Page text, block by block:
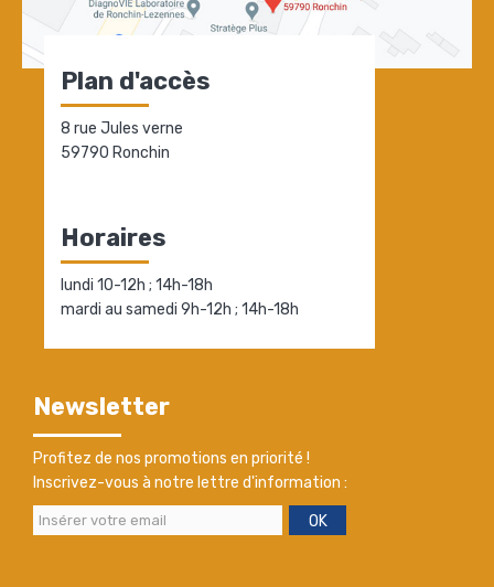
Plan d'accès
8 rue Jules verne
59790 Ronchin
Horaires
lundi 10-12h ; 14h-18h
mardi au samedi 9h-12h ; 14h-18h
Newsletter
Profitez de nos promotions en priorité !
Inscrivez-vous à notre lettre d'information :
OK